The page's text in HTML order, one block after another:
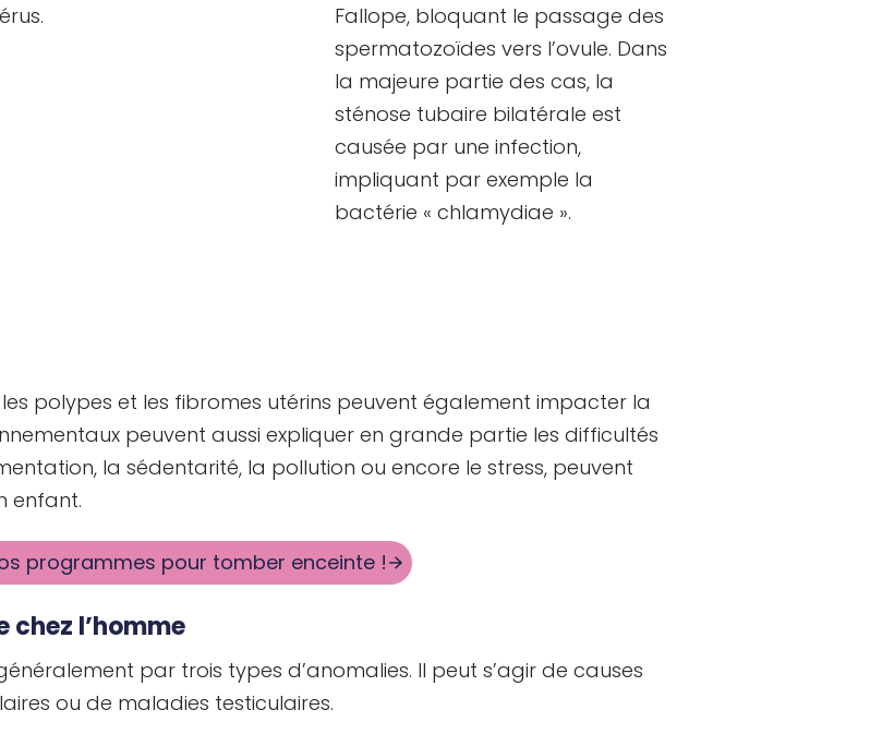
Fallope, bloquant le passage des
spermatozoïdes vers l’ovule. Dans
la majeure partie des cas, la
sténose tubaire bilatérale est
causée par une infection,
impliquant par exemple la
bactérie « chlamydiae ».
polypes et les fibromes utérins peuvent également impacter la
peuvent aussi expliquer en grande partie les difficultés
la sédentarité, la pollution ou encore le stress, peuvent
enfant.
programmes pour tomber enceinte !
chez l’homme
par trois types d’anomalies. Il peut s’agir de causes
ou de maladies testiculaires.